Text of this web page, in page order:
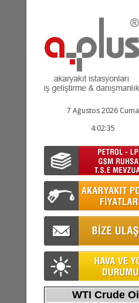
7 Ağustos 2026 Cuma
4:02:36
WTI Crude Oil